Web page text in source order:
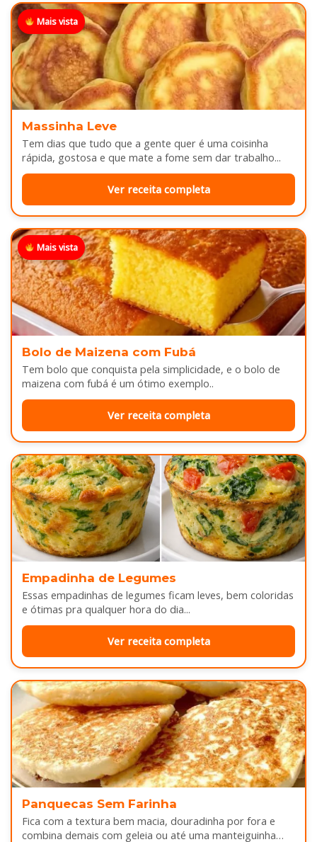
Mais vista
Massinha Leve
Tem dias que tudo que a gente quer é uma coisinha
rápida, gostosa e que mate a fome sem dar trabalho...
Ver receita completa
Mais vista
Bolo de Maizena com Fubá
Tem bolo que conquista pela simplicidade, e o bolo de
maizena com fubá é um ótimo exemplo..
Ver receita completa
Empadinha de Legumes
Essas empadinhas de legumes ficam leves, bem coloridas
e ótimas pra qualquer hora do dia...
Ver receita completa
Panquecas Sem Farinha
Fica com a textura bem macia, douradinha por fora e
combina demais com geleia ou até uma manteiguinha